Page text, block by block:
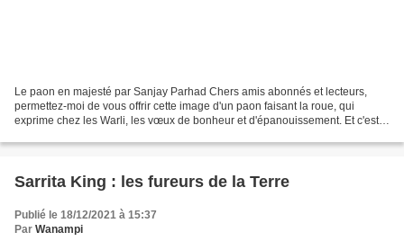
Le paon en majesté par Sanjay Parhad Chers amis abonnés et lecteurs,
permettez-moi de vous offrir cette image d'un paon faisant la roue, qui
exprime chez les Warli, les vœux de bonheur et d'épanouissement. Et c'est
Sarrita King : les fureurs de la Terre
Publié le 18/12/2021 à 15:37
Par Wanampi